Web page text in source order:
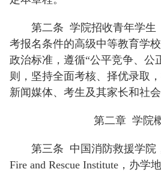
第二条 学院招收青年学生
考报名条件的高级中等教育学
政治标准，遵循“公平竞争、公
则，坚持全面考核、择优录取
新闻媒体、考生及其家长和社
第二章 学院
第三条 中国消防救援学院
Fire and Rescue Institute，办学